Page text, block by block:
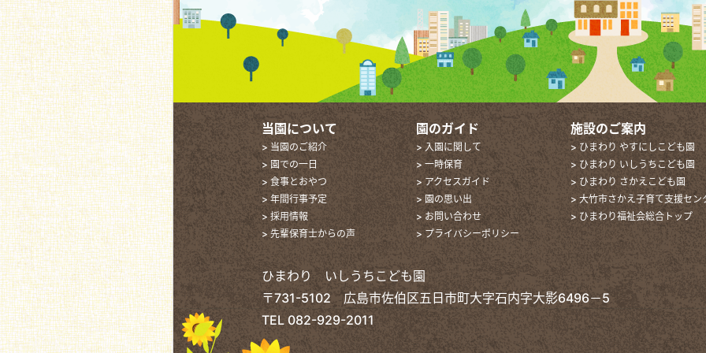
当園について
> 当園のご紹介
> 園での一日
> 食事とおやつ
> 年間行事予定
> 採用情報
> 先輩保育士からの声
園のガイド
> 入園に関して
> 一時保育
> アクセスガイド
> 園の思い出
> お問い合わせ
> プライバシーポリシー
施設のご案内
> ひまわり やすにしこども園
> ひまわり いしうちこども園
> ひまわり さかえこども園
> 大竹市さかえ子育て支援セン
> ひまわり福祉会総合トップ
ひまわり いしうちこども園
〒731-5102 広島市佐伯区五日市町大字石内字大影6496－5
TEL 082-929-2011